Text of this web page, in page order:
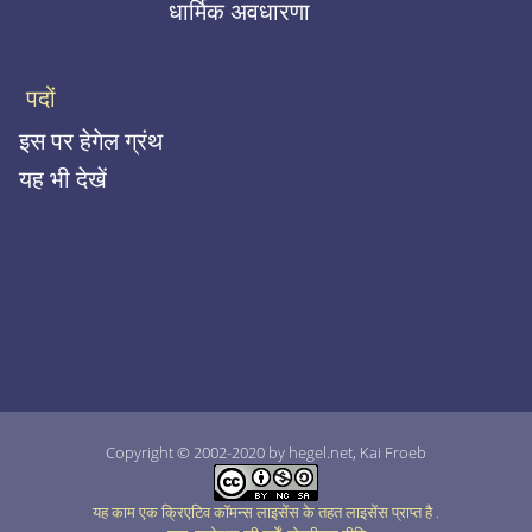
धार्मिक अवधारणा
पदों
इस पर हेगेल ग्रंथ
यह भी देखें
Copyright © 2002-2020 by hegel.net, Kai Froeb
यह काम एक क्रिएटिव कॉमन्स लाइसेंस के तहत लाइसेंस प्राप्त है.